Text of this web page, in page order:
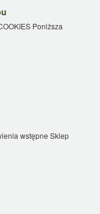
Poniższa
wstępne Sklep